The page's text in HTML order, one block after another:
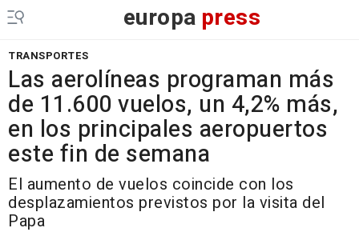
europa press
TRANSPORTES
Las aerolíneas programan más
de 11.600 vuelos, un 4,2% más,
en los principales aeropuertos
este fin de semana
El aumento de vuelos coincide con los
desplazamientos previstos por la visita del
Papa